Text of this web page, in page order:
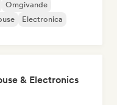
Omgivande
Electronica
& Electronics